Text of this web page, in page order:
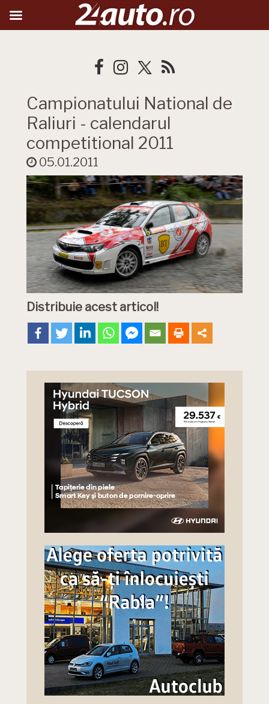
Campionatului National de
Raliuri - calendarul
competitional 2011
05.01.2011
Distribuie acest articol!